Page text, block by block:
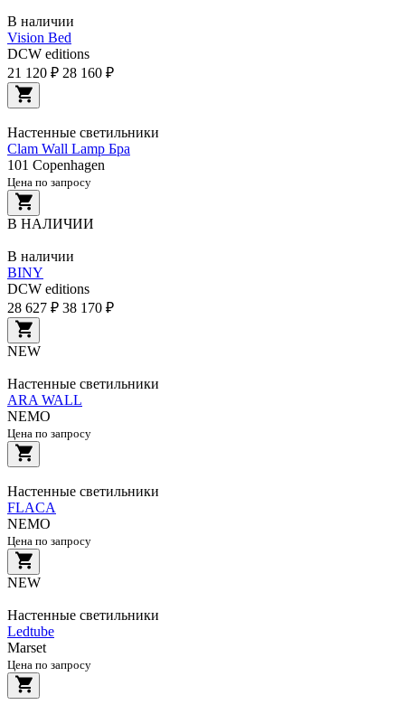
В наличии
Vision Bed
DCW editions
21 120 ₽ 28 160 ₽
Настенные светильники
Clam Wall Lamp Бра
101 Copenhagen
Цена по запросу
В НАЛИЧИИ
В наличии
BINY
DCW editions
28 627 ₽ 38 170 ₽
NEW
Настенные светильники
ARA WALL
NEMO
Цена по запросу
Настенные светильники
FLACA
NEMO
Цена по запросу
NEW
Настенные светильники
Ledtube
Marset
Цена по запросу